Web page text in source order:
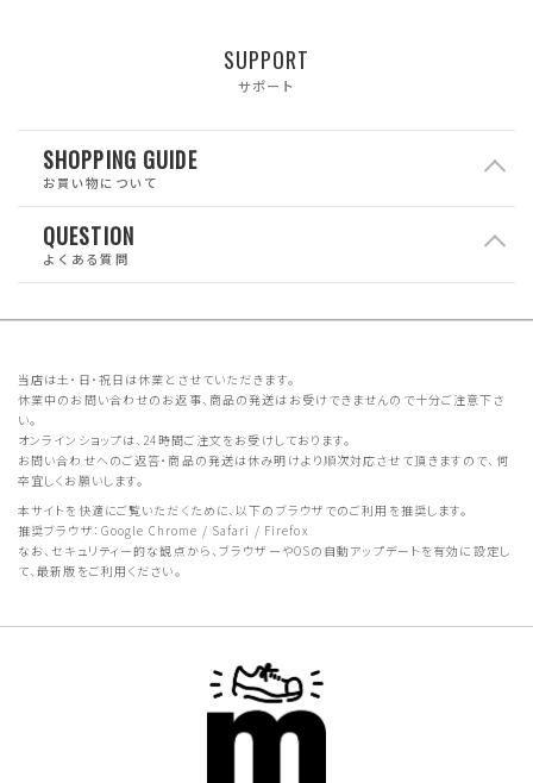
SUPPORT
サポート
SHOPPING GUIDE
お買い物について
QUESTION
よくある質問
当店は土・日・祝日は休業とさせていただきます。
休業中のお問い合わせのお返事、商品の発送はお受けできませんので十分ご注意下さ
い。
オンラインショップは、24時間ご注文をお受けしております。
お問い合わせへのご返答・商品の発送は休み明けより順次対応させて頂きますので、何
卒宜しくお願いします。
本サイトを快適にご覧いただくために、以下のブラウザでのご利用を推奨します。
推奨ブラウザ：Google Chrome / Safari / Firefox
なお、セキュリティー的な観点から、ブラウザーやOSの自動アップデートを有効に設定し
て、最新版をご利用ください。